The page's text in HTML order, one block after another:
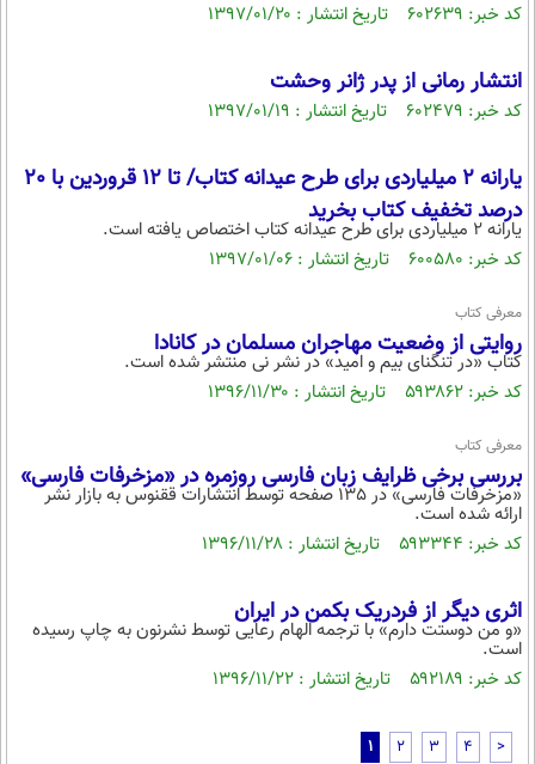
کد خبر: ۶۰۲۶۳۹ تاریخ انتشار : ۱۳۹۷/۰۱/۲۰
انتشار رمانی از پدر ژانر وحشت
کد خبر: ۶۰۲۴۷۹ تاریخ انتشار : ۱۳۹۷/۰۱/۱۹
یارانه 2 میلیاردی برای طرح عیدانه کتاب/ تا 12 قروردین با 20
درصد تخفیف کتاب بخرید
یارانه 2 میلیاردی برای طرح عیدانه کتاب اختصاص یافته است.
کد خبر: ۶۰۰۵۸۰ تاریخ انتشار : ۱۳۹۷/۰۱/۰۶
معرفی کتاب
روایتی از وضعیت مهاجران مسلمان در کانادا
کتاب «در تنگنای بیم و امید» در نشر نی منتشر شده است.
کد خبر: ۵۹۳۸۶۲ تاریخ انتشار : ۱۳۹۶/۱۱/۳۰
معرفی کتاب
بررسی برخی ظرایف زبان فارسی روزمره در «مزخرفات فارسی»
«مزخرفات فارسی» در 135 صفحه توسط انتشارات ققنوس به بازار نشر
ارائه شده است.
کد خبر: ۵۹۳۳۴۴ تاریخ انتشار : ۱۳۹۶/۱۱/۲۸
اثری دیگر از فردریک بکمن در ایران
«و من دوستت دارم» با ترجمه الهام رعایی توسط نشرنون به چاپ رسیده
است.
کد خبر: ۵۹۲۱۸۹ تاریخ انتشار : ۱۳۹۶/۱۱/۲۲
1 2 3 4 >